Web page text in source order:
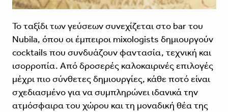
Το ταξίδι των γεύσεων συνεχίζεται στο bar του
Nubila, όπου οι έμπειροι mixologists δημιουργούν
cocktails που συνδυάζουν φαντασία, τεχνική και
ισορροπία. Από δροσερές καλοκαιρινές επιλογές
μέχρι πιο σύνθετες δημιουργίες, κάθε ποτό είναι
σχεδιασμένο για να συμπληρώνει ιδανικά την
ατμόσφαιρα του χώρου και τη μοναδική θέα της